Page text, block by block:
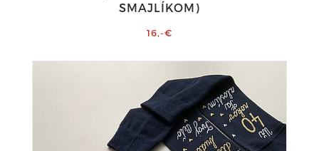
SMAJLÍKOM)
16,-€